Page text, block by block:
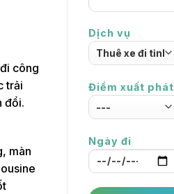
công
trải
đổi.
màn
Dịch vụ
Điểm xuất phát
Ngày đi